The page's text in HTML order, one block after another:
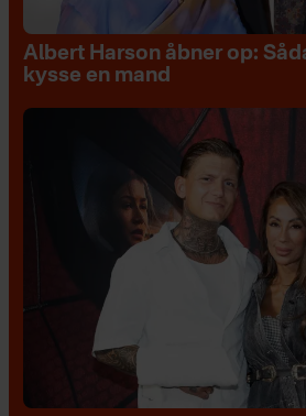
Albert Harson åbner op:
kysse en mand